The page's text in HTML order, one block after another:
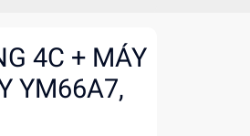
4C + MÁY
YM66A7,